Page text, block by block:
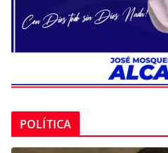
POLÍTICA